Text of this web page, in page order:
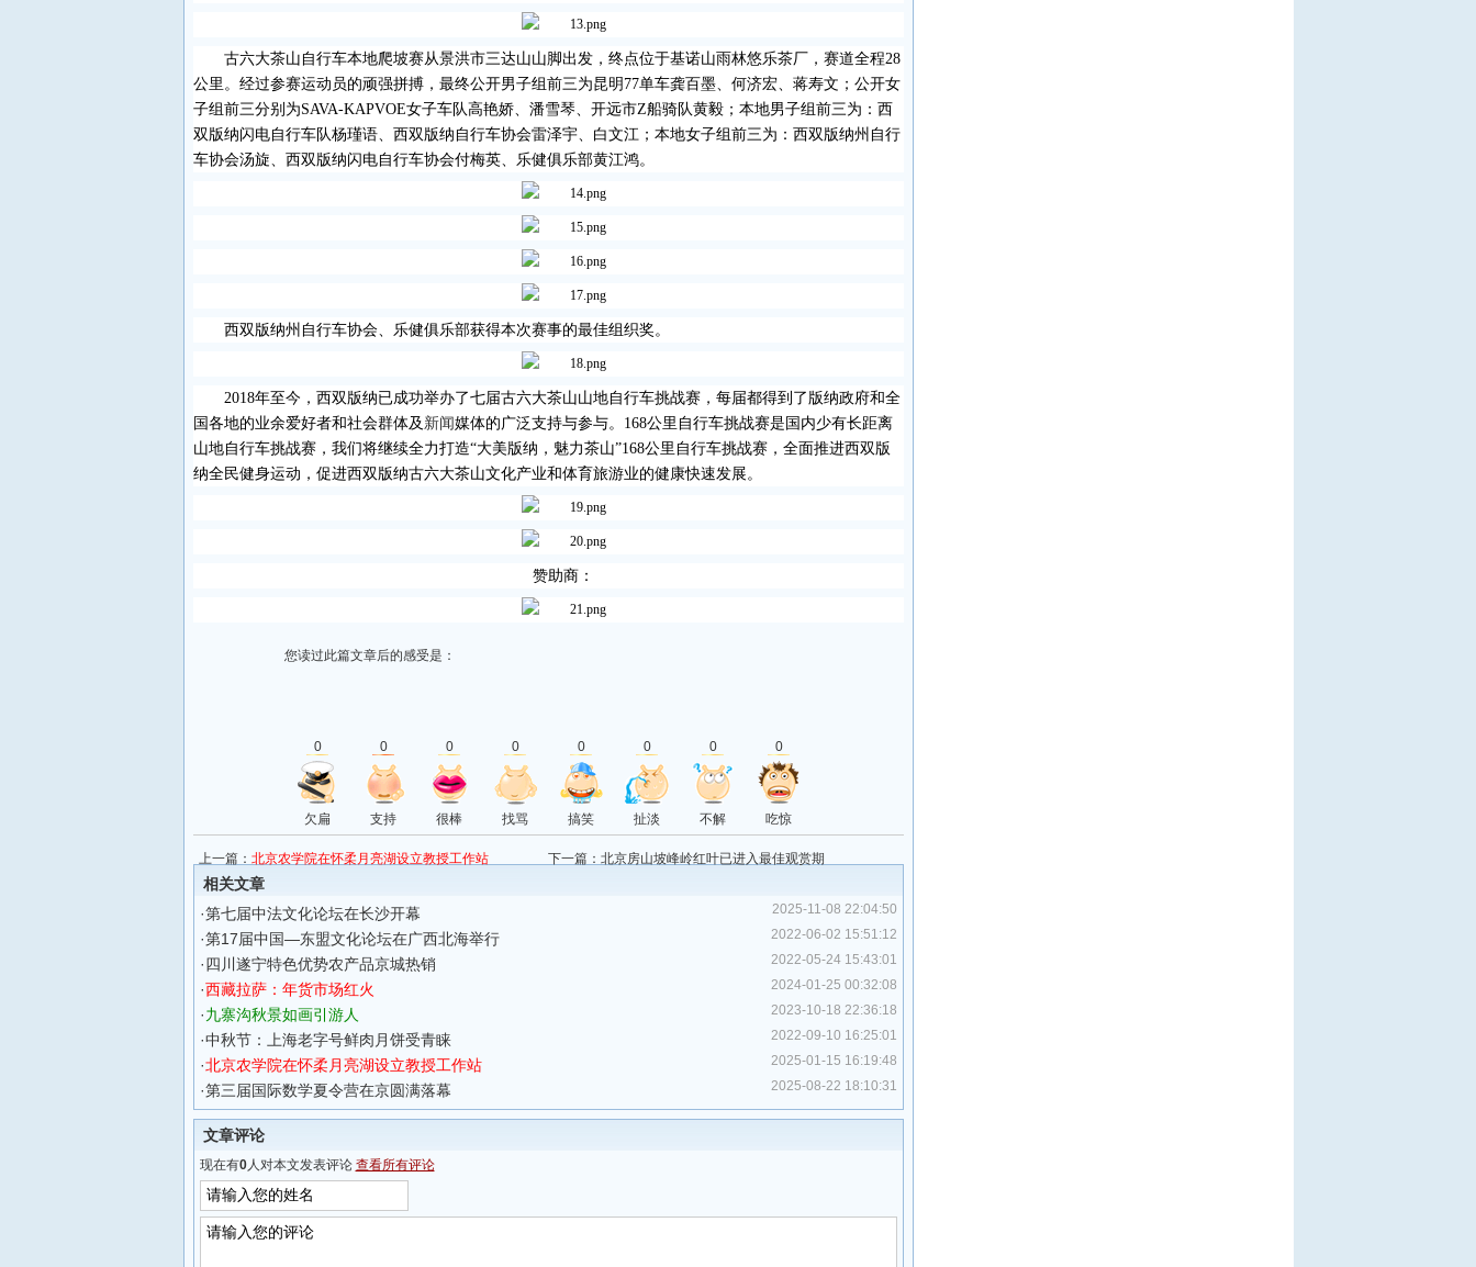
古六大茶山自行车本地爬坡赛从景洪市三达山山脚出发，终点位于基诺山雨林悠乐茶厂，赛道全程28
公里。经过参赛运动员的顽强拼搏，最终公开男子组前三为昆明 77单车龚百墨、何济宏、蒋寿文；公开女
子组前三分别为SAVA-KAPVOE女子车队高艳娇、潘雪琴、开远市Z船骑队黄毅；本地男子组前三为：西
双版纳闪电自行车队杨瑾语、西双版纳自行车协会雷泽宇、白文江；本地女子组前三为：西双版纳州自行
车协会汤旋、西双版纳闪电自行车协会付梅英、乐健俱乐部黄江鸿。
西双版纳州自行车协会、乐健俱乐部获得本次赛事的最佳组织奖。
2018年至今，西双版纳已成功举办了七届古六大茶山山地自行车挑战赛，每届都得到了版纳政府和全
国各地的业余爱好者和社会群体及 新闻媒体的广泛支持与参与。 168公里自行车挑战赛是国内少有长距离
山地自行车挑战赛，我们将继续全力打造“大美版纳，魅力茶山”168公里自行车挑战赛，全面推进西双版
纳全民健身运动，促进西双版纳古六大茶山文化产业和体育旅游业的健康快速发展。
赞助商：
您读过此篇文章后的感受是：
0 0 0 0 0 0 0 0
欠扁 支持 很棒 找骂 搞笑 扯淡 不解 吃惊
上一篇： 北京农学院在怀柔月亮湖设立教授工作站 下一篇： 北京房山坡峰岭红叶已进入最佳观赏期
相关文章
·第七届中法文化论坛在长沙开幕 2025-11-08 22:04:50
·第17届中国—东盟文化论坛在广西北海举行 2022-06-02 15:51:12
·四川遂宁特色优势农产品京城热销 2022-05-24 15:43:01
·西藏拉萨：年货市场红火 2024-01-25 00:32:08
·九寨沟秋景如画引游人 2023-10-18 22:36:18
·中秋节：上海老字号鲜肉月饼受青睐 2022-09-10 16:25:01
·北京农学院在怀柔月亮湖设立教授工作站 2025-01-15 16:19:48
·第三届国际数学夏令营在京圆满落幕 2025-08-22 18:10:31
文章评论
现在有0人对本文发表评论 查看所有评论